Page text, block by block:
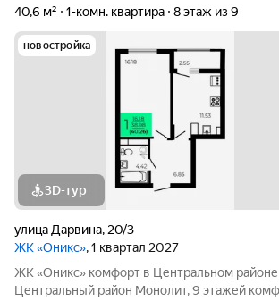
40,6 м²
1-комн. квартира 8 этаж из 9
новостройка
3D-тур
улица Дарвина, 20/3
ЖК «Оникс», 1 квартал 2027
ЖК «Оникс» комфорт в Центральном районе ул. Дарвина
Центральный район Монолит, 9 этажей комфорт Сдача: IV кв.